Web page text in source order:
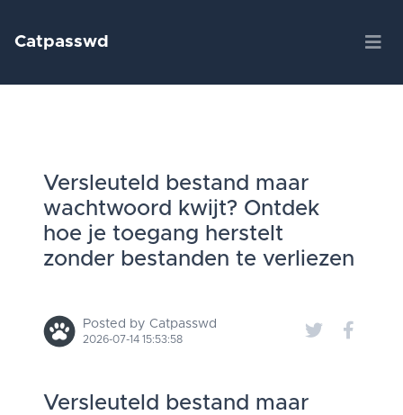
Catpasswd
Versleuteld bestand maar
wachtwoord kwijt? Ontdek
hoe je toegang herstelt
zonder bestanden te verliezen
Posted by Catpasswd
2026-07-14 15:53:58
Versleuteld bestand maar